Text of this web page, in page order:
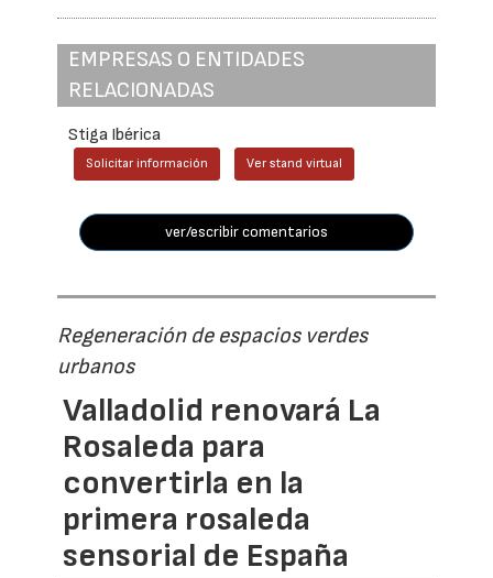
EMPRESAS O ENTIDADES
RELACIONADAS
Stiga Ibérica
Solicitar información Ver stand virtual
ver/escribir comentarios
Regeneración de espacios verdes
urbanos
Valladolid renovará La
Rosaleda para
convertirla en la
primera rosaleda
sensorial de España